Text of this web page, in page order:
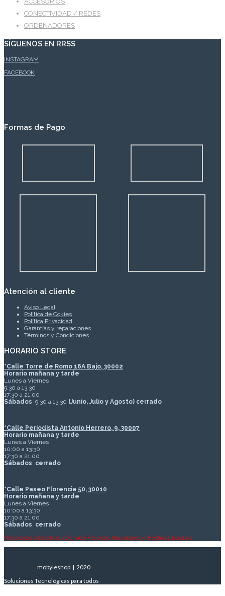
CONECTIVIDAD / REDES
ORDENADORES
SÍGUENOS EN RRSS
INSTAGRAM
FACEBOOK
Formas de Pago
Atención al cliente
Aviso Legal
Política de Cokies
Política Privacidad
Garantías y reparaciones
Términos y Condiciones
HORARIO STORE
*Calle Torre de Romo 16A Bajo, 30002
Horario mañana y tarde
Lunes a Viernes
9:30 a 13:30
17:30 a 21:00
Sábados 9:30 a 13:30 (Junio, Julio y Agosto) cerrado
*Calle Periodista Antonio Herrero, 9, 30007
Horario mañana y tarde
Lunes a Viernes
10:00 a 13:30
17:30 a 21:00
Sábados cerrado
*Calle Paseo Florencia 50, 30010
Horario mañana y tarde
Lunes a Viernes
10:00 a 13:30
17:30 a 21:00
Sábados cerrado
Para todos los Centros Cerrado Festivos Nacionales y Festivos Locales
mobyleshop | 2020
Soluciones Tecnológicas para todos